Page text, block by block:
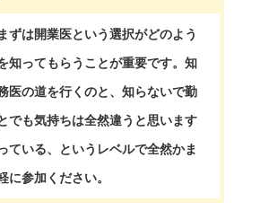
ずは開業医という選択がどのよう
知ってもらうことが重要です。知
医の道を行くのと、知らないで勤
でも気持ちは全然違うと思います
ている、というレベルで全然かま
に参加ください。